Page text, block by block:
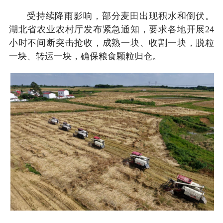
受持续降雨影响，部分麦田出现积水和倒伏。
湖北省农业农村厅发布紧急通知，要求各地开展24
小时不间断突击抢收，成熟一块、收割一块，脱粒
一块、转运一块，确保粮食颗粒归仓。